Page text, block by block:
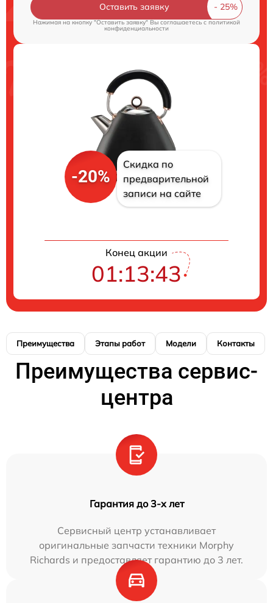
Оставить заявку
Нажимая на кнопку "Оставить заявку" Вы соглашаетесь cполитикой
конфиденциальности
-20%
Скидка по
предварительной
записи на сайте
Конец акции
01:13:42
Преимущества Этапы работ Модели Контакты
Преимущества сервис-
центра
Гарантия до 3-х лет
Сервисный центр устанавливает
оригинальные запчасти техники Morphy
Richards и предоставляет гарантию до 3 лет.